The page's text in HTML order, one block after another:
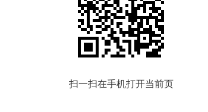
扫一扫在手机打开当前页